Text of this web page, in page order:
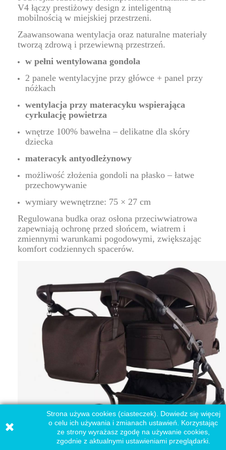
V4 łączy prestiżowy design z inteligentną
mobilnością w miejskiej przestrzeni.
Zaawansowana wentylacja oraz naturalne materiały
tworzą zdrową i przewiewną przestrzeń.
w pełni wentylowana gondola
2 panele wentylacyjne przy główce + panel przy
nóżkach
wentylacja przy materacyku wspierająca
cyrkulację powietrza
wnętrze 100% bawełna – delikatne dla skóry
dziecka
materacyk antyodleżynowy
możliwość złożenia gondoli na płasko – łatwe
przechowywanie
wymiary wewnętrzne: 75 × 27 cm
Regulowana budka oraz osłona przeciwwiatrowa
zapewniają ochronę przed słońcem, wiatrem i
zmiennymi warunkami pogodowymi, zwiększając
komfort codziennych spacerów.
Strona używa cookies (ciasteczek). Dowiedz się więcej
o celu ich używania i zmianach ustawień. Korzystając
ze strony wyrażasz zgodę na używanie cookies,
zgodnie z aktualnymi ustawieniami przeglądarki.